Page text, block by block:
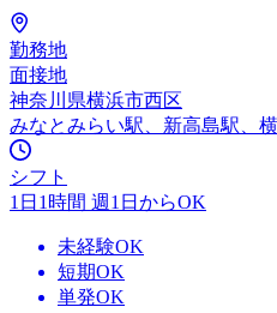
勤務地
面接地
神奈川県横浜市西区
みなとみらい駅、新高島駅、
シフト
1日1時間 週1日からOK
未経験OK
短期OK
単発OK